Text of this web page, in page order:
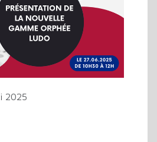
2025